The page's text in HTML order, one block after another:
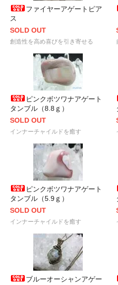
ファイヤーアゲートピア
ス
SOLD OUT
創造性を高め喜びを引き寄せる
ピンクボツワナアゲート
タンブル（8.8ｇ）
SOLD OUT
インナーチャイルドを癒す
ピンクボツワナアゲート
タンブル（5.9ｇ）
SOLD OUT
インナーチャイルドを癒す
ブルーオーシャンアゲー